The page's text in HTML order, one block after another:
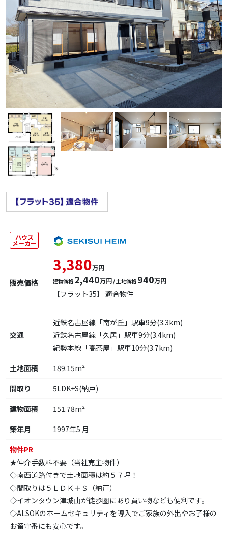
ハウス
メーカー
販売価格
3,380万円
建物価格 2,440万円/ 土地価格 940万円
【フラット35】 適合物件
交通
近鉄名古屋線「南が丘」駅車9分(3.3km)
近鉄名古屋線「久居」駅車9分(3.4km)
紀勢本線「高茶屋」駅車10分(3.7km)
土地面積
189.15m²
間取り
5LDK+S(納戸)
建物面積
151.78m²
築年月
1997年5 月
物件PR
★仲介手数料不要（当社売主物件）
◇南西道路付きで土地面積は約５７坪！
◇間取りは５ＬＤＫ＋Ｓ（納戸）
◇イオンタウン津城山が徒歩圏にあり買い物なども便利です。
◇ALSOKのホームセキュリティを導入でご家族の外出やお子様の
お留守番にも安心です。